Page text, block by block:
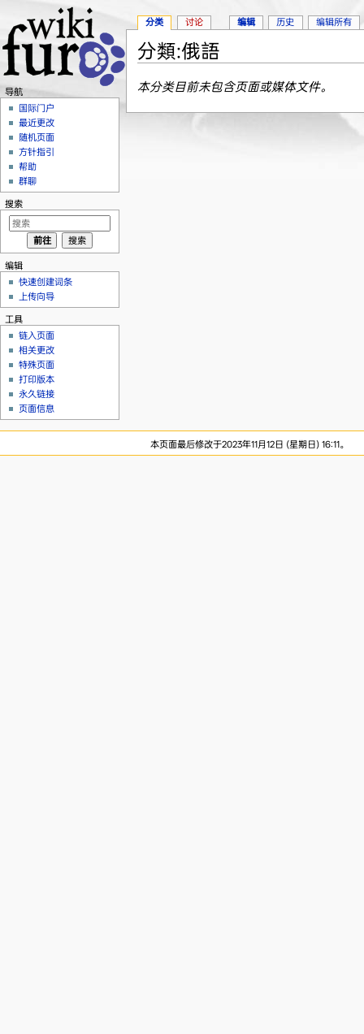
分類:俄語
本分类目前未包含页面或媒体文件。
分类 讨论 编辑 历史 编辑所有
导航
国际门户
最近更改
随机页面
方针指引
帮助
群聊
搜索
编辑
快速创建词条
上传向导
工具
链入页面
相关更改
特殊页面
打印版本
永久链接
页面信息
本页面最后修改于2023年11月12日 (星期日) 16:11。